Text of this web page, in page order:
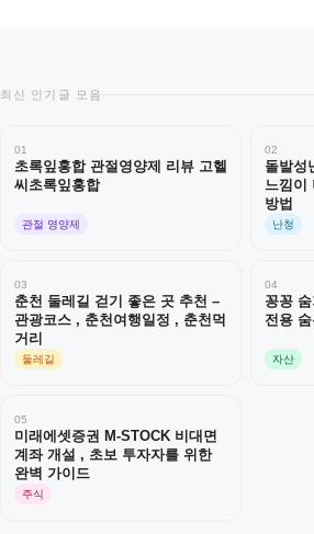
최신 인기글 모음
01
초록잎홍합 관절영양제 리뷰 고헬
씨초록잎홍합
관절 영양제
02
돌발성
느낌이
방법
난청
03
춘천 둘레길 걷기 좋은 곳 추천 –
관광코스 , 춘천여행일정 , 춘천먹
거리
둘레길
04
꽁꽁
전용
자산
05
미래에셋증권 M-STOCK 비대면
계좌 개설 , 초보 투자자를 위한
완벽 가이드
주식